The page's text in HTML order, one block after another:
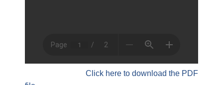
Click here to download the PDF